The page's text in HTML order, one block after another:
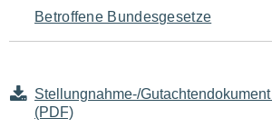
Betroffene Bundesgesetze
Stellungnahme-/
(PDF)